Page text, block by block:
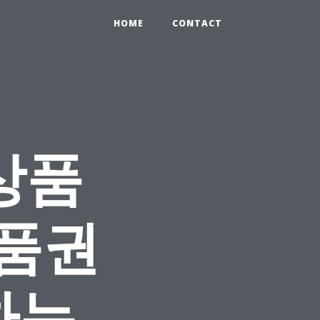
HOME CONTACT
품
권